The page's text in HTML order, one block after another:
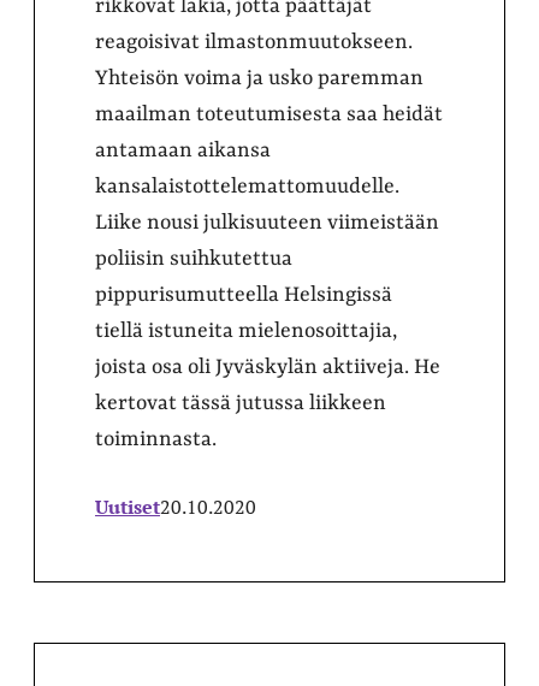
rikkovat lakia, jotta päättäjät
reagoisivat ilmastonmuutokseen.
Yhteisön voima ja usko paremman
maailman toteutumisesta saa heidät
antamaan aikansa
kansalaistottelemattomuudelle.
Liike nousi julkisuuteen viimeistään
poliisin suihkutettua
pippurisumutteella Helsingissä
tiellä istuneita mielenosoittajia,
joista osa oli Jyväskylän aktiiveja. He
kertovat tässä jutussa liikkeen
toiminnasta.
Uutiset20.10.2020